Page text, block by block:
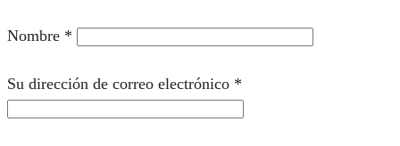
Nombre *
Su dirección de correo electrónico *